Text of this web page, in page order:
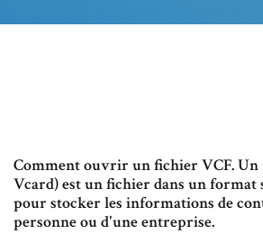
Comment ouvrir un fichier VCF. Un
Vcard) est un fichier dans un format
pour stocker les informations de
personne ou d'une entreprise.